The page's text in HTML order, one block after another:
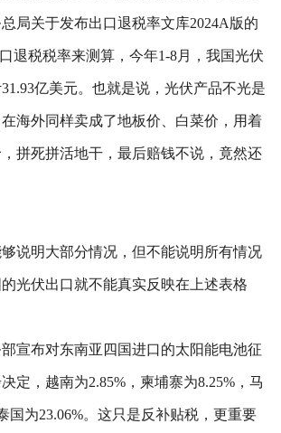
局关于发布出口退税率文库2024A版的
退税税率来测算，今年1-8月，我国光伏
亿美元。也就是说，光伏产品不光是
海外同样卖成了地板价、白菜价，用着
拼死拼活地干，最后赔钱不说，竟然还
说明大部分情况，但不能说明所有情况
光伏出口就不能真实反映在上述表格
宣布对东南亚四国进口的太阳能电池征
定，越南为2.85%，柬埔寨为8.25%，马
国为23.06%。这只是反补贴税，更重要